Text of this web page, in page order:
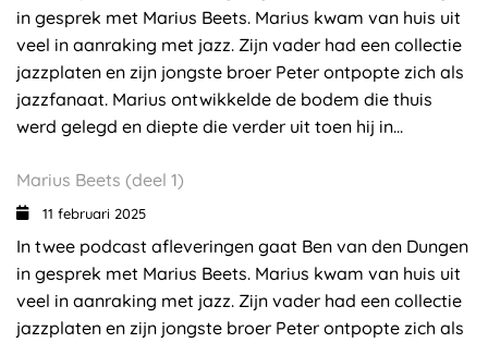
in gesprek met Marius Beets. Marius kwam van huis uit
veel in aanraking met jazz. Zijn vader had een collectie
jazzplaten en zijn jongste broer Peter ontpopte zich als
jazzfanaat. Marius ontwikkelde de bodem die thuis
werd gelegd en diepte die verder uit toen hij in...
Marius Beets (deel 1)
11 februari 2025
In twee podcast afleveringen gaat Ben van den Dungen
in gesprek met Marius Beets. Marius kwam van huis uit
veel in aanraking met jazz. Zijn vader had een collectie
jazzplaten en zijn jongste broer Peter ontpopte zich als